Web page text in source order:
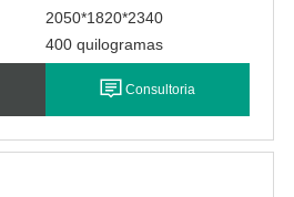
2050*1820*2340
400 quilogramas
Consultoria